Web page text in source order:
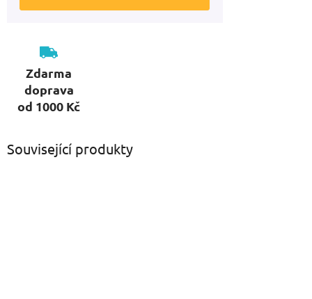
Zdarma
doprava
od 1000 Kč
Související produkty